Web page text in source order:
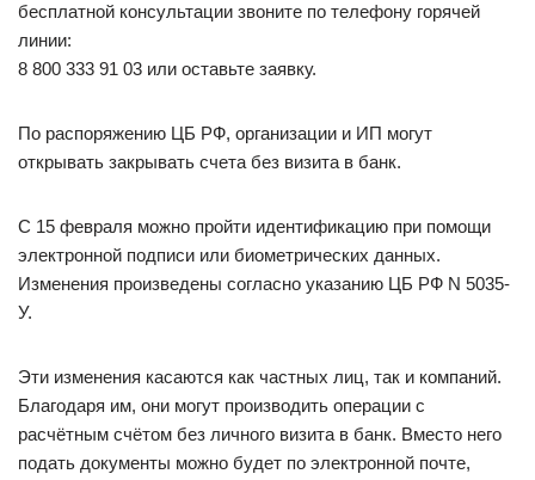
бесплатной консультации звоните по телефону горячей
линии:
8 800 333 91 03 или оставьте заявку.
По распоряжению ЦБ РФ, организации и ИП могут
открывать закрывать счета без визита в банк.
С 15 февраля можно пройти идентификацию при помощи
электронной подписи или биометрических данных.
Изменения произведены согласно указанию ЦБ РФ N 5035-
У.
Эти изменения касаются как частных лиц, так и компаний.
Благодаря им, они могут производить операции с
расчётным счётом без личного визита в банк. Вместо него
подать документы можно будет по электронной почте,